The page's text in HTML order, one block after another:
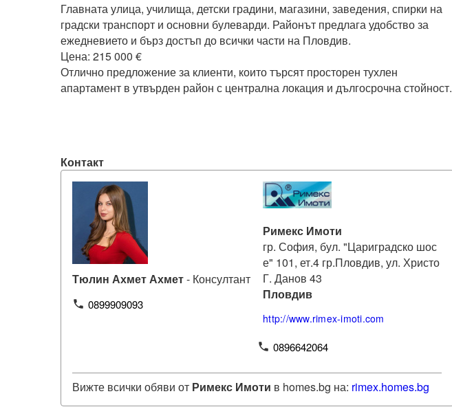
Главната улица, училища, детски градини, магазини, заведения, спирки на
градски транспорт и основни булеварди. Районът предлага удобство за
ежедневието и бърз достъп до всички части на Пловдив.
Цена: 215 000 €
Отлично предложение за клиенти, които търсят просторен тухлен
апартамент в утвърден район с централна локация и дългосрочна стойност.
Контакт
Тюлин Ахмет Ахмет- Консултант
phone 0899909093
Римекс Имоти
гр. София, бул. "Цариградско шос
е" 101, ет.4 гр.Пловдив, ул. Христо
Г. Данов 43
Пловдив
http://www.rimex-imoti.com
phone 0896642064
Вижте всички обяви от Римекс Имоти в homes.bg на: rimex.homes.bg